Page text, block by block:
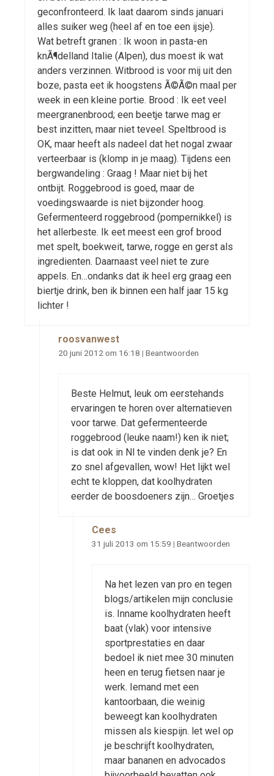
geconfronteerd. Ik laat daarom sinds januari
alles suiker weg (heel af en toe een ijsje).
Wat betreft granen : Ik woon in pasta-en
knÃ¶delland Italie (Alpen), dus moest ik wat
anders verzinnen. Witbrood is voor mij uit den
boze, pasta eet ik hoogstens Ã©Ã©n maal per
week in een kleine portie. Brood : Ik eet veel
meergranenbrood; een beetje tarwe mag er
best inzitten, maar niet teveel. Speltbrood is
OK, maar heeft als nadeel dat het nogal zwaar
verteerbaar is (klomp in je maag). Tijdens een
bergwandeling : Graag ! Maar niet bij het
ontbijt. Roggebrood is goed, maar de
voedingswaarde is niet bijzonder hoog.
Gefermenteerd roggebrood (pompernikkel) is
het allerbeste. Ik eet meest een grof brood
met spelt, boekweit, tarwe, rogge en gerst als
ingredienten. Daarnaast veel niet te zure
appels. En…ondanks dat ik heel erg graag een
biertje drink, ben ik binnen een half jaar 15 kg
lichter !
roosvanwest
20 juni 2012 om 16:18 | Beantwoorden
Beste Helmut, leuk om eerstehands
ervaringen te horen over alternatieven
voor tarwe. Dat gefermenteerde
roggebrood (leuke naam!) ken ik niet;
is dat ook in Nl te vinden denk je? En
zo snel afgevallen, wow! Het lijkt wel
echt te kloppen, dat koolhydraten
eerder de boosdoeners zijn… Groetjes
Cees
31 juli 2013 om 15:59 | Beantwoorden
Na het lezen van pro en tegen
blogs/artikelen mijn conclusie
is. Inname koolhydraten heeft
baat (vlak) voor intensive
sportprestaties en daar
bedoel ik niet mee 30 minuten
heen en terug fietsen naar je
werk. Iemand met een
kantoorbaan, die weinig
beweegt kan koolhydraten
missen als kiespijn. let wel op
je beschrijft koolhydraten,
maar bananen en advocados